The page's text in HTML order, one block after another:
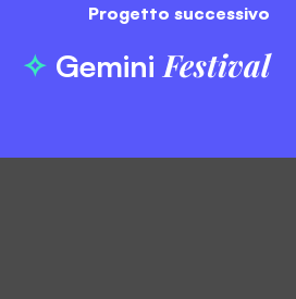
Progetto successivo
Gemini Festival